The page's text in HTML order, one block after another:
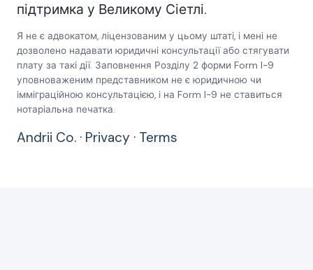
підтримка у Великому Сіетлі.
Я не є адвокатом, ліцензованим у цьому штаті, і мені не
дозволено надавати юридичні консультації або стягувати
плату за такі дії. Заповнення Розділу 2 форми Form I-9
уповноваженим представником не є юридичною чи
імміграційною консультацією, і на Form I-9 не ставиться
нотаріальна печатка.
Andrii Co. · Privacy · Terms